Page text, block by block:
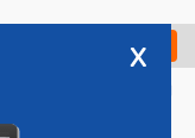
Check in
x